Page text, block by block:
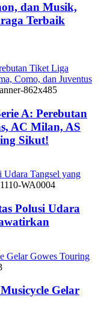
dan Musik,
Terbaik
Tiket Liga
Como, dan Juventus
A: Perebutan
AC Milan, AS
Sikut!
Udara Tangsel yang
Polusi Udara
Gelar Gowes Touring
Gelar